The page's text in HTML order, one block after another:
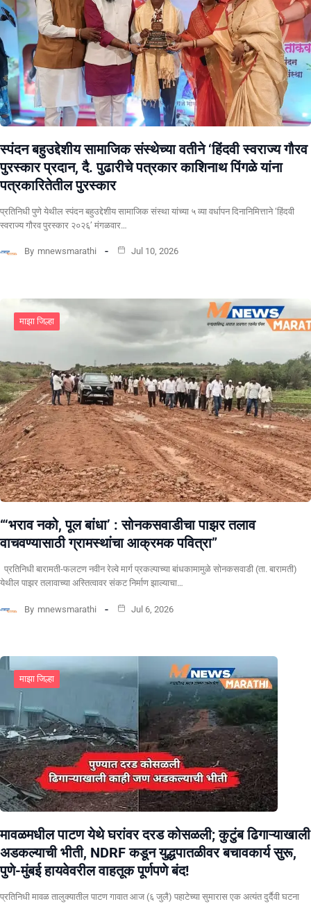
स्पंदन बहुउद्देशीय सामाजिक संस्थेच्या वतीने ‘हिंदवी स्वराज्य गौरव
पुरस्कार प्रदान, दै. पुढारीचे पत्रकार काशिनाथ पिंगळे यांना
पत्रकारितेतील पुरस्कार
प्रतिनिधी पुणे येथील स्पंदन बहुउद्देशीय सामाजिक संस्था यांच्या ५ व्या वर्धापन दिनानिमित्ताने ‘हिंदवी
स्वराज्य गौरव पुरस्कार २०२६’ मंगळवार…
By mnewsmarathi Jul 10, 2026
माझा जिल्हा
“‘भराव नको, पूल बांधा’ : सोनकसवाडीचा पाझर तलाव
वाचवण्यासाठी ग्रामस्थांचा आक्रमक पवित्रा”
प्रतिनिधी बारामती-फलटण नवीन रेल्वे मार्ग प्रकल्पाच्या बांधकामामुळे सोनकसवाडी (ता. बारामती)
येथील पाझर तलावाच्या अस्तित्वावर संकट निर्माण झाल्याचा…
By mnewsmarathi Jul 6, 2026
माझा जिल्हा
मावळमधील पाटण येथे घरांवर दरड कोसळली; कुटुंब ढिगाऱ्याखाली
अडकल्याची भीती, NDRF कडून युद्धपातळीवर बचावकार्य सुरू,
पुणे-मुंबई हायवेवरील वाहतूक पूर्णपणे बंद!
​प्रतिनिधी मावळ तालुक्यातील पाटण गावात आज (६ जुलै) पहाटेच्या सुमारास एक अत्यंत दुर्दैवी घटना